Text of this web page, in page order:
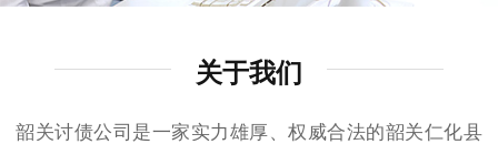
关于我们
韶关讨债公司是一家实力雄厚、权威合法的韶关仁化县